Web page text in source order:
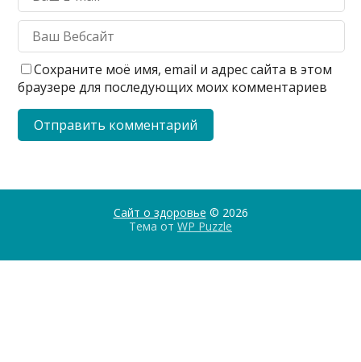
Сохраните моё имя, email и адрес сайта в этом
браузере для последующих моих комментариев
Сайт о здоровье © 2026
Тема от WP Puzzle